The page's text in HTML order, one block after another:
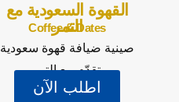
القهوة السعودية مع
التمر
Coffee & Dates
صينية ضيافة قهوة سعودية
تقدّم مع التمر.
اطلب الآن